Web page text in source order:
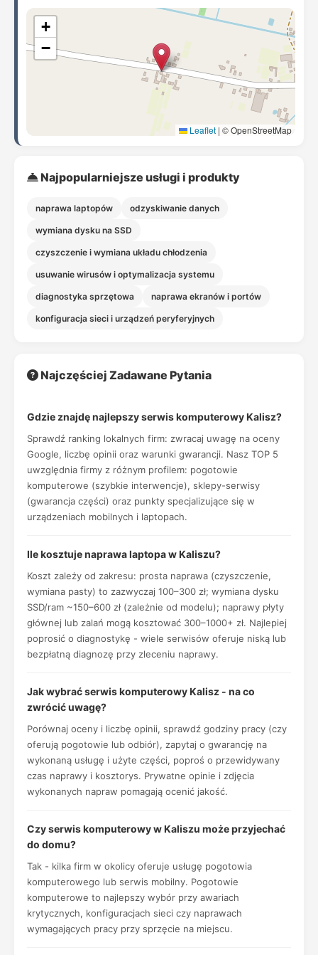
+
−
Leaflet | © OpenStreetMap
Najpopularniejsze usługi i produkty
naprawa laptopów odzyskiwanie danych
wymiana dysku na SSD
czyszczenie i wymiana układu chłodzenia
usuwanie wirusów i optymalizacja systemu
diagnostyka sprzętowa naprawa ekranów i portów
konfiguracja sieci i urządzeń peryferyjnych
Najczęściej Zadawane Pytania
Gdzie znajdę najlepszy serwis komputerowy Kalisz?
Sprawdź ranking lokalnych firm: zwracaj uwagę na oceny
Google, liczbę opinii oraz warunki gwarancji. Nasz TOP 5
uwzględnia firmy z różnym profilem: pogotowie
komputerowe (szybkie interwencje), sklepy-serwisy
(gwarancja części) oraz punkty specjalizujące się w
urządzeniach mobilnych i laptopach.
Ile kosztuje naprawa laptopa w Kaliszu?
Koszt zależy od zakresu: prosta naprawa (czyszczenie,
wymiana pasty) to zazwyczaj 100–300 zł; wymiana dysku
SSD/ram ~150–600 zł (zależnie od modelu); naprawy płyty
głównej lub zalań mogą kosztować 300–1000+ zł. Najlepiej
poprosić o diagnostykę - wiele serwisów oferuje niską lub
bezpłatną diagnozę przy zleceniu naprawy.
Jak wybrać serwis komputerowy Kalisz - na co
zwrócić uwagę?
Porównaj oceny i liczbę opinii, sprawdź godziny pracy (czy
oferują pogotowie lub odbiór), zapytaj o gwarancję na
wykonaną usługę i użyte części, poproś o przewidywany
czas naprawy i kosztorys. Prywatne opinie i zdjęcia
wykonanych napraw pomagają ocenić jakość.
Czy serwis komputerowy w Kaliszu może przyjechać
do domu?
Tak - kilka firm w okolicy oferuje usługę pogotowia
komputerowego lub serwis mobilny. Pogotowie
komputerowe to najlepszy wybór przy awariach
krytycznych, konfiguracjach sieci czy naprawach
wymagających pracy przy sprzęcie na miejscu.